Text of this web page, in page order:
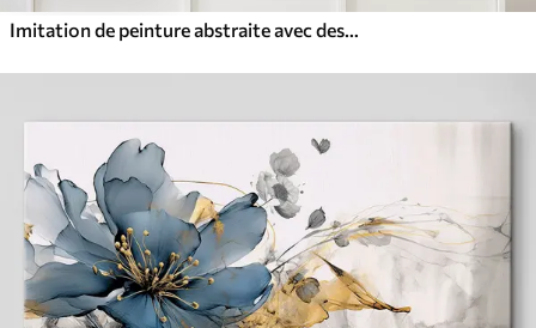
Imitation de peinture abstraite avec des cercles orange et gris, des feuilles et des branches, style moderne, effet aquarelle